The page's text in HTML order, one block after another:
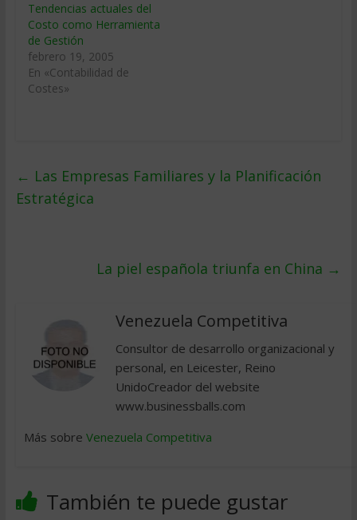
Tendencias actuales del
Costo como Herramienta
de Gestión
febrero 19, 2005
En «Contabilidad de
Costes»
← Las Empresas Familiares y la Planificación
Estratégica
La piel española triunfa en China →
Venezuela Competitiva
Consultor de desarrollo organizacional y
personal, en Leicester, Reino
UnidoCreador del website
www.businessballs.com
Más sobre Venezuela Competitiva
También te puede gustar